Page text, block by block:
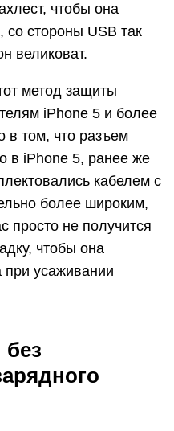
чтобы она
со стороны USB так
великоват.
метод защиты
iPhone 5 и более
в том, что разъем
в iPhone 5, ранее же
кабелем с
более широким,
просто не получится
чтобы она
при усаживании